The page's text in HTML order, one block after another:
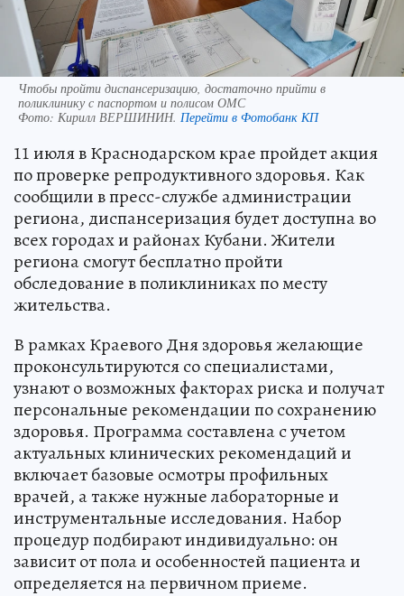
Чтобы пройти диспансеризацию, достаточно прийти в
поликлинику с паспортом и полисом ОМС
Фото: Кирилл ВЕРШИНИН. Перейти в Фотобанк КП
11 июля в Краснодарском крае пройдет акция
по проверке репродуктивного здоровья. Как
сообщили в пресс-службе администрации
региона, диспансеризация будет доступна во
всех городах и районах Кубани. Жители
региона смогут бесплатно пройти
обследование в поликлиниках по месту
жительства.
В рамках Краевого Дня здоровья желающие
проконсультируются со специалистами,
узнают о возможных факторах риска и получат
персональные рекомендации по сохранению
здоровья. Программа составлена с учетом
актуальных клинических рекомендаций и
включает базовые осмотры профильных
врачей, а также нужные лабораторные и
инструментальные исследования. Набор
процедур подбирают индивидуально: он
зависит от пола и особенностей пациента и
определяется на первичном приеме.